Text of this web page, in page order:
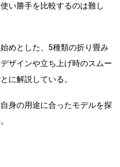
い勝手を比較するのは難し
めとした、5種類の折り畳み
ザインや立ち上げ時のスムー
に解説している。
身の用途に合ったモデルを探